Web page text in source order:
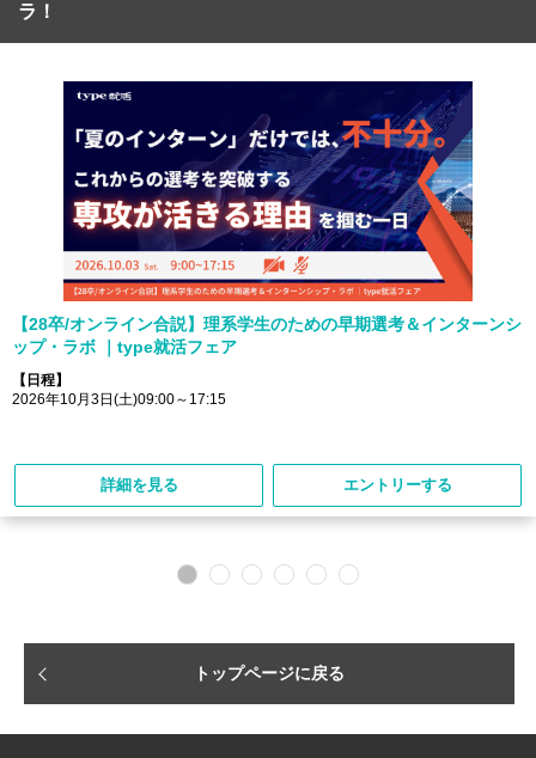
ラ！
【28卒/オンライン合説】理系学生のための早期選考＆インターンシ
ップ・ラボ ｜type就活フェア
【日程】
2026年10月3日(土)09:00～17:15
詳細を見る エントリーする
トップページに戻る